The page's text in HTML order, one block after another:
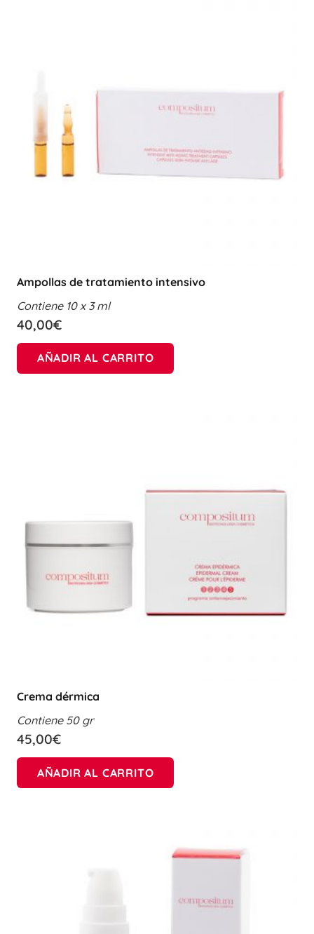
Ampollas de tratamiento intensivo
Contiene 10 x 3 ml
40,00€
AÑADIR AL CARRITO
Crema dérmica
Contiene 50 gr
45,00€
AÑADIR AL CARRITO